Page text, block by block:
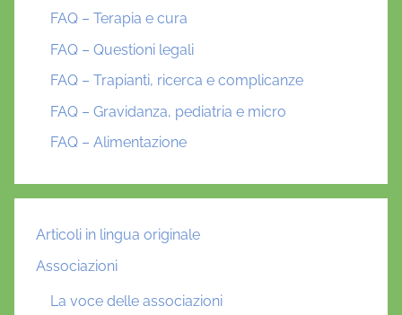
FAQ – Terapia e cura
FAQ – Questioni legali
FAQ – Trapianti, ricerca e complicanze
FAQ – Gravidanza, pediatria e micro
FAQ – Alimentazione
Articoli in lingua originale
Associazioni
La voce delle associazioni